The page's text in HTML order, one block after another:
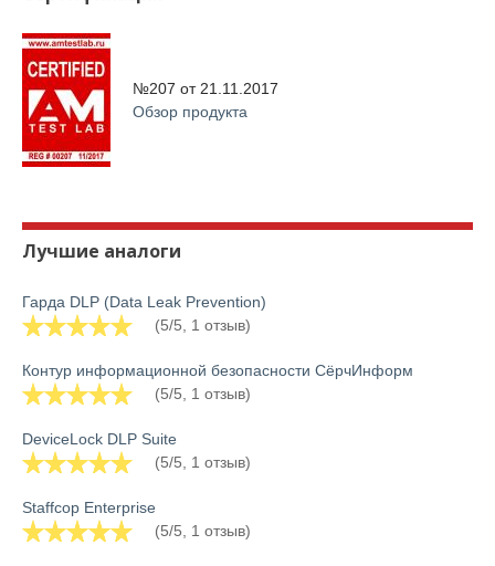
№207 от 21.11.2017
Обзор продукта
Лучшие аналоги
Гарда DLP (Data Leak Prevention)
(5/5, 1 отзыв)
Контур информационной безопасности СёрчИнформ
(5/5, 1 отзыв)
DeviceLock DLP Suite
(5/5, 1 отзыв)
Staffcop Enterprise
(5/5, 1 отзыв)